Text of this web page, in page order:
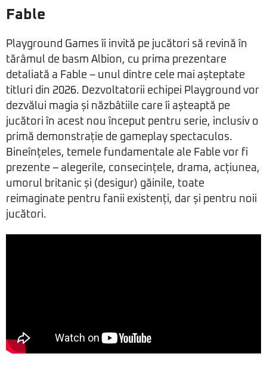
Fable
Playground Games îi invită pe jucători să revină în
tărâmul de basm Albion, cu prima prezentare
detaliată a Fable – unul dintre cele mai așteptate
titluri din 2026. Dezvoltatorii echipei Playground vor
dezvălui magia și năzbâtiile care îi așteaptă pe
jucători în acest nou început pentru serie, inclusiv o
primă demonstrație de gameplay spectaculos.
Bineînțeles, temele fundamentale ale Fable vor fi
prezente – alegerile, consecințele, drama, acțiunea,
umorul britanic și (desigur) găinile, toate
reimaginate pentru fanii existenți, dar și pentru noii
jucători.